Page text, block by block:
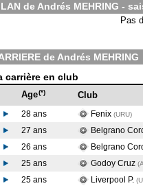
de Andrés MEHRING -
Pas
de Andrés MEHRING
carrière en club
Age(*) Club
28 ans Fenix (URU)
27 ans Belgrano
26 ans Belgrano
25 ans Godoy Cruz
25 ans Liverpool P.